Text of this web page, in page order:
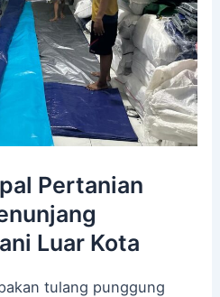
Pertanian
Luar Kota
tulang punggung